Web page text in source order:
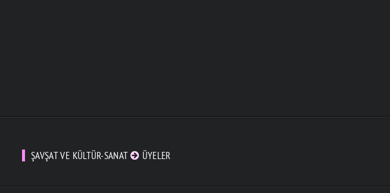
ŞAVŞAT VE KÜLTÜR-SANAT ÜYELER